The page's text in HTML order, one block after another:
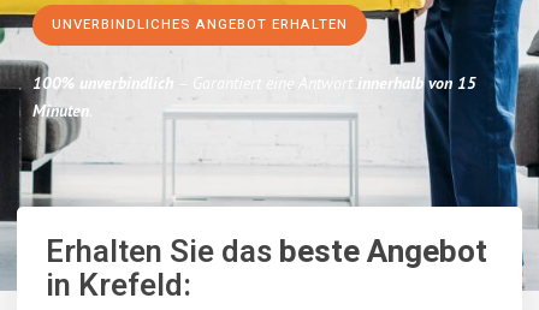
UNVERBINDLICHES ANGEBOT ERHALTEN
100% unverbindlich – Garantiert eine Antwort innerhalb von 15
Minuten.
Erhalten Sie dasbeste Angebot
in Krefeld: